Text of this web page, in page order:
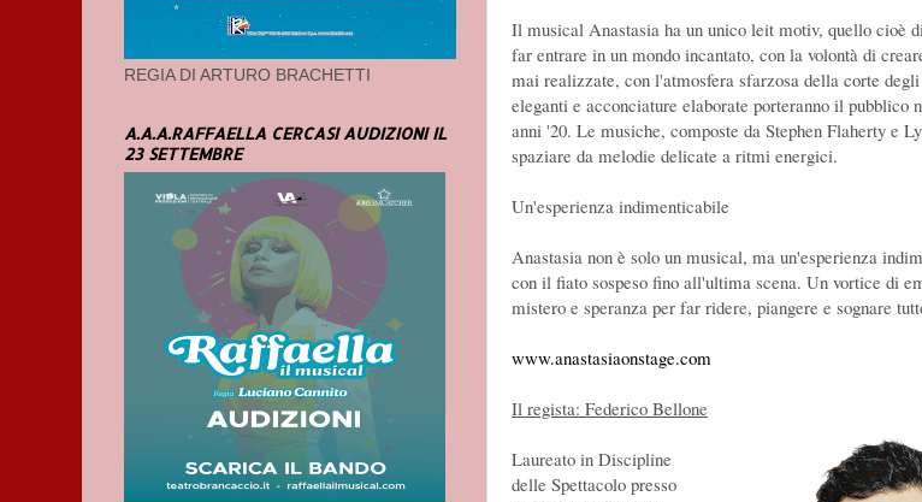
Il musical Anastasia ha un unico leit motiv, quello cioè
far entrare in un mondo incantato, con la volontà di
mai realizzate, con l'atmosfera sfarzosa della corte
eleganti e acconciature elaborate porteranno il pubblico
anni '20. Le musiche, composte da Stephen Flaherty e
spaziare da melodie delicate a ritmi energici.
Un'esperienza indimenticabile
Anastasia non è solo un musical, ma un'esperienza
con il fiato sospeso fino all'ultima scena. Un vortice di
mistero e speranza per far ridere, piangere e sognare
www.anastasiaonstage.com
Il regista: Federico Bellone
Laureato in Discipline
delle Spettacolo presso
REGIA DI ARTURO BRACHETTI
A.A.A.RAFFAELLA CERCASI AUDIZIONI IL
23 SETTEMBRE